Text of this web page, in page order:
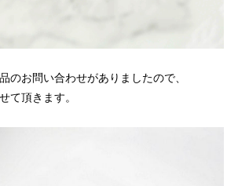
のお問い合わせがありましたので、
て頂きます。